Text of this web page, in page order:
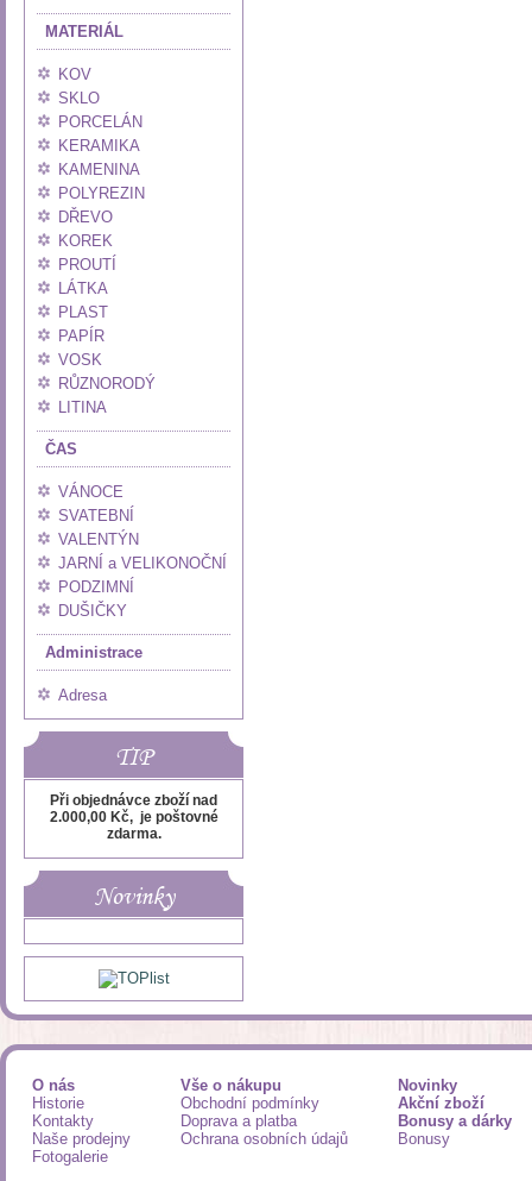
MATERIÁL
KOV
SKLO
PORCELÁN
KERAMIKA
KAMENINA
POLYREZIN
DŘEVO
KOREK
PROUTÍ
LÁTKA
PLAST
PAPÍR
VOSK
RŮZNORODÝ
LITINA
ČAS
VÁNOCE
SVATEBNÍ
VALENTÝN
JARNÍ a VELIKONOČNÍ
PODZIMNÍ
DUŠIČKY
Administrace
Adresa
TIP
Při objednávce zboží nad
2.000,00 Kč, je poštovné
zdarma.
Novinky
O nás
Historie
Kontakty
Naše prodejny
Fotogalerie
Vše o nákupu
Obchodní podmínky
Doprava a platba
Ochrana osobních údajů
Novinky
Akční zboží
Bonusy a dárky
Bonusy